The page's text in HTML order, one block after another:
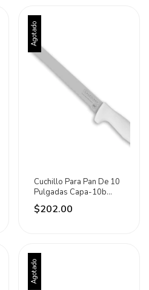
Agotado
Cuchillo Para Pan De 10
Pulgadas Capa-10b
Caledonia Blanco
$202.00
Agotado